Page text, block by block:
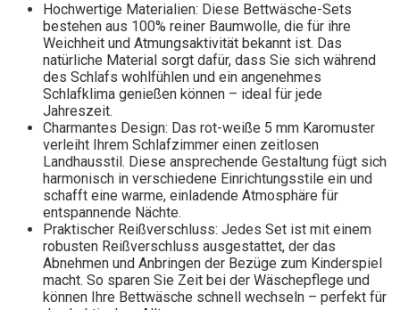
Hochwertige Materialien: Diese Bettwäsche-Sets
bestehen aus 100% reiner Baumwolle, die für ihre
Weichheit und Atmungsaktivität bekannt ist. Das
natürliche Material sorgt dafür, dass Sie sich während
des Schlafs wohlfühlen und ein angenehmes
Schlafklima genießen können – ideal für jede
Jahreszeit.
Charmantes Design: Das rot-weiße 5 mm Karomuster
verleiht Ihrem Schlafzimmer einen zeitlosen
Landhausstil. Diese ansprechende Gestaltung fügt sich
harmonisch in verschiedene Einrichtungsstile ein und
schafft eine warme, einladende Atmosphäre für
entspannende Nächte.
Praktischer Reißverschluss: Jedes Set ist mit einem
robusten Reißverschluss ausgestattet, der das
Abnehmen und Anbringen der Bezüge zum Kinderspiel
macht. So sparen Sie Zeit bei der Wäschepflege und
können Ihre Bettwäsche schnell wechseln – perfekt für